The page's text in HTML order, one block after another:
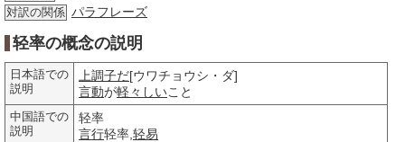
対訳の関係 パラフレーズ
轻率の概念の説明
日本語での
説明
上調子だ[ウワチョウシ・ダ]
言動が軽々しいこと
中国語での
説明
轻率
言行轻率, 轻易